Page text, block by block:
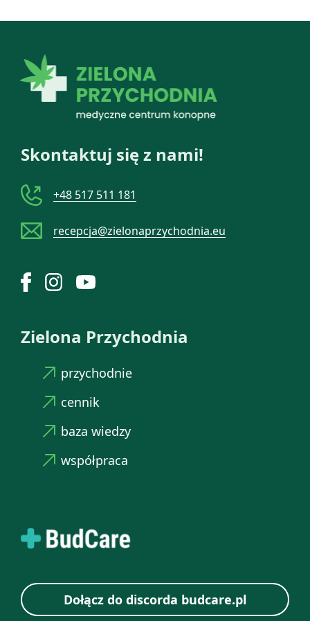
ograniczenia jak dla palenia
Skontaktuj się z nami!
+48 517 511 181
recepcja@zielonaprzychodnia.eu
Zielona Przychodnia
przychodnie
cennik
baza wiedzy
współpraca
Dołącz do discorda budcare.pl